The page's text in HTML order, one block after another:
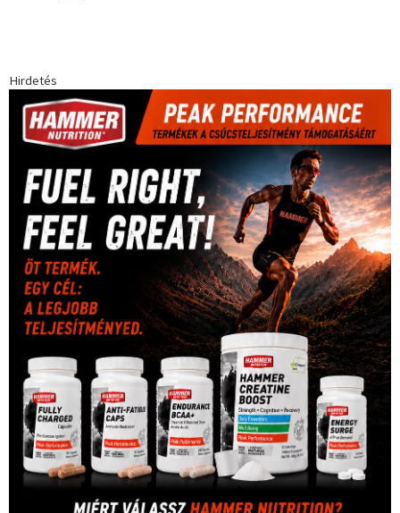
Hirdetés